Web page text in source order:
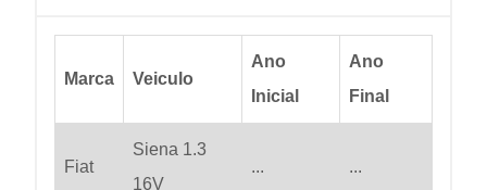
Marca Veiculo
Ano
Inicial
Ano
Final
Fiat
Siena 1.3
16V
... ...